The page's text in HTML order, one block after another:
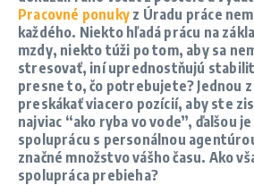
Pracovné ponuky z Úradu práce
každého. Niekto hľadá prácu na
mzdy, niekto túži po tom, aby sa
stresovať, iní uprednostňujú
presne to, čo potrebujete? Jednou
preskákať viacero pozícií, aby ste
najviac “ako ryba vo vode”, ďalšou
spoluprácu s personálnou
značné množstvo vášho času. Ako
spolupráca prebieha?